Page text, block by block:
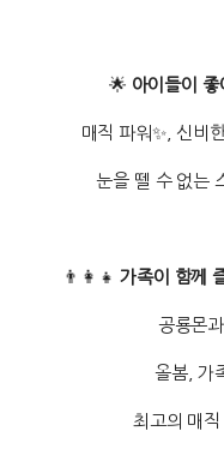
🌟 아이들이
매직 파워✨, 신비
눈을 뗄 수 없는
👨‍👩‍👧가족이 함께
공룡몬
올봄, 가
최고의 매